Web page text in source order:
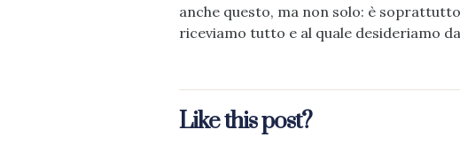
anche questo, ma non solo: è
riceviamo tutto e al quale desideriamo
Like this post?